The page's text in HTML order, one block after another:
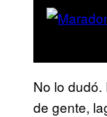
No lo
de gente,